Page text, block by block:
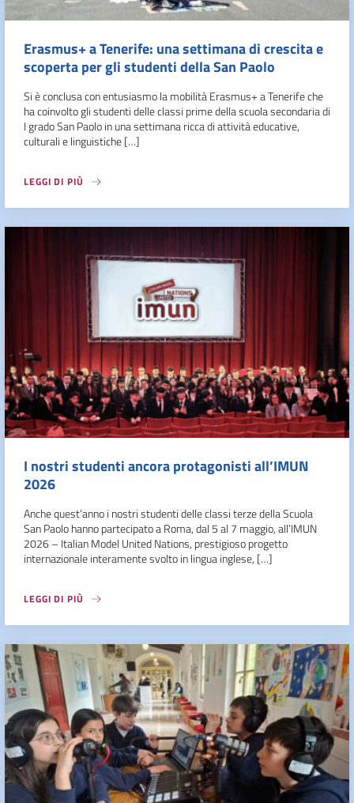
Erasmus+ a Tenerife: una settimana di crescita e
scoperta per gli studenti della San Paolo
Si è conclusa con entusiasmo la mobilità Erasmus+ a Tenerife che
ha coinvolto gli studenti delle classi prime della scuola secondaria di
I grado San Paolo in una settimana ricca di attività educative,
culturali e linguistiche […]
LEGGI DI PIÙ
I nostri studenti ancora protagonisti all’IMUN
2026
Anche quest’anno i nostri studenti delle classi terze della Scuola
San Paolo hanno partecipato a Roma, dal 5 al 7 maggio, all’IMUN
2026 – Italian Model United Nations, prestigioso progetto
internazionale interamente svolto in lingua inglese, […]
LEGGI DI PIÙ